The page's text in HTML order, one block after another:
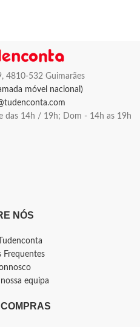
4810-532 Guimarães
móvel nacional)
das 14h / 19h; Dom - 14h as 19h
NÓS
Frequentes
equipa